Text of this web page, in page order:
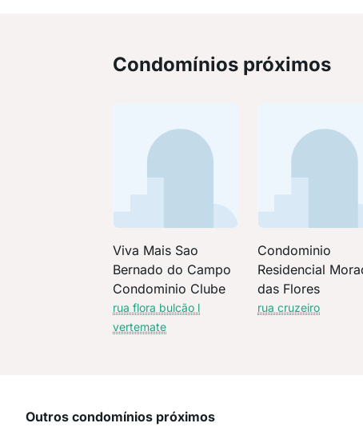
Condomínios próximos
Viva Mais Sao
Bernado do Campo
Condominio Clube
rua flora bulcão l
vertemate
Condominio
Residencial
das Flores
rua cruzeiro
Outros condomínios próximos